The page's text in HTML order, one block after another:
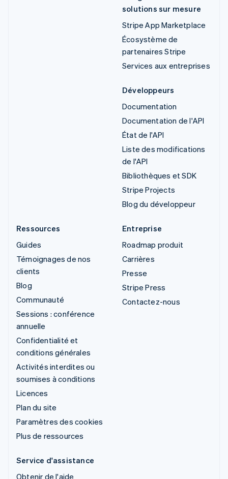
solutions sur mesure
Stripe App Marketplace
Écosystème de
partenaires Stripe
Services aux entreprises
Développeurs
Documentation
Documentation de l'API
État de l'API
Liste des modifications
de l'API
Bibliothèques et SDK
Stripe Projects
Blog du développeur
Ressources
Guides
Témoignages de nos
clients
Blog
Communauté
Sessions : conférence
annuelle
Confidentialité et
conditions générales
Activités interdites ou
soumises à conditions
Licences
Plan du site
Paramètres des cookies
Plus de ressources
Entreprise
Roadmap produit
Carrières
Presse
Stripe Press
Contactez-nous
Service d'assistance
Obtenir de l'aide